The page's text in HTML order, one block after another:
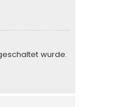
wurde.